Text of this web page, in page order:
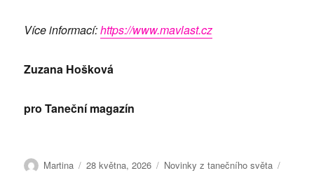
Více informací:https://www.mavlast.cz
Zuzana Hošková
pro Taneční magazín
Autor:
Martina Publikováno:
28 května, 2026 Rubriky:
Novinky z tanečního světa